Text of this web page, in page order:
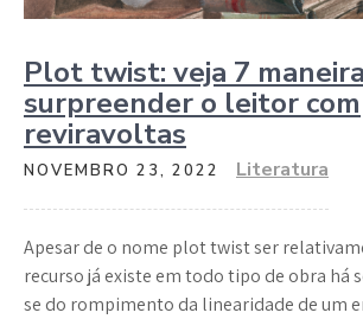
Plot twist: veja 7
surpreender o leitor com
reviravoltas
NOVEMBRO 23, 2022 Literatura
Apesar de o nome plot twist ser
recurso já existe em todo tipo de obra há
se do rompimento da linearidade de um